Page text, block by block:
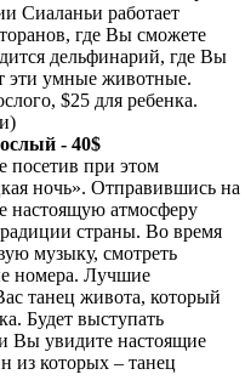
Сиаланьи работает
где Вы сможете
дельфинарий, где Вы
эти умные животные.
$25 для ребенка.
- 40$
посетив при этом
ночь». Отправившись на
настоящую атмосферу
страны. Во время
музыку, смотреть
номера. Лучшие
танец живота, который
Будет выступать
Вы увидите настоящие
из которых – танец